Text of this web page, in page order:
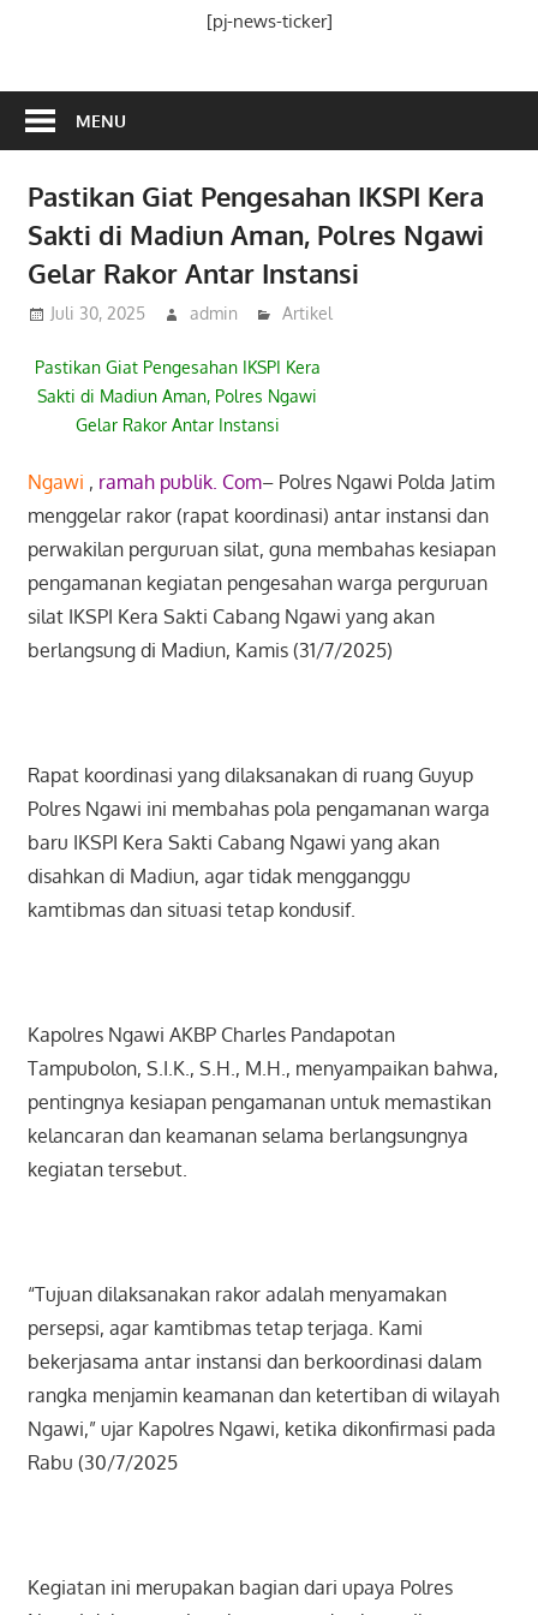
[pj-news-ticker]
MENU
Pastikan Giat Pengesahan IKSPI Kera
Sakti di Madiun Aman, Polres Ngawi
Gelar Rakor Antar Instansi
Juli 30, 2025 admin Artikel
Pastikan Giat Pengesahan IKSPI Kera
Sakti di Madiun Aman, Polres Ngawi
Gelar Rakor Antar Instansi
Ngawi , ramah publik. Com– Polres Ngawi Polda Jatim
menggelar rakor (rapat koordinasi) antar instansi dan
perwakilan perguruan silat, guna membahas kesiapan
pengamanan kegiatan pengesahan warga perguruan
silat IKSPI Kera Sakti Cabang Ngawi yang akan
berlangsung di Madiun, Kamis (31/7/2025)
Rapat koordinasi yang dilaksanakan di ruang Guyup
Polres Ngawi ini membahas pola pengamanan warga
baru IKSPI Kera Sakti Cabang Ngawi yang akan
disahkan di Madiun, agar tidak mengganggu
kamtibmas dan situasi tetap kondusif.
Kapolres Ngawi AKBP Charles Pandapotan
Tampubolon, S.I.K., S.H., M.H., menyampaikan bahwa,
pentingnya kesiapan pengamanan untuk memastikan
kelancaran dan keamanan selama berlangsungnya
kegiatan tersebut.
“Tujuan dilaksanakan rakor adalah menyamakan
persepsi, agar kamtibmas tetap terjaga. Kami
bekerjasama antar instansi dan berkoordinasi dalam
rangka menjamin keamanan dan ketertiban di wilayah
Ngawi,” ujar Kapolres Ngawi, ketika dikonfirmasi pada
Rabu (30/7/2025
Kegiatan ini merupakan bagian dari upaya Polres